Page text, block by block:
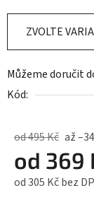
ZVOLTE
Můžeme doručit
Kód:
od 495 Kč až
od 369
od305 Kčbez